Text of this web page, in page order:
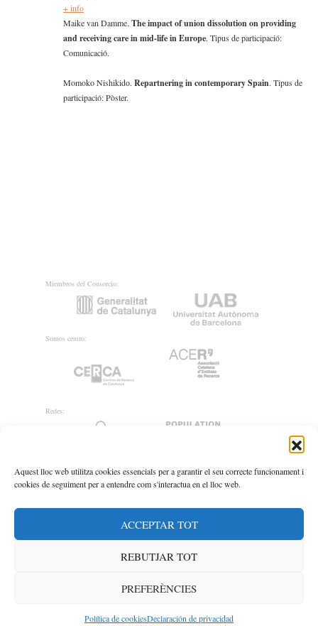
Aquest lloc web utilitza cookies essencials per a garantir el seu correcte funcionament i
cookies de seguiment per a entendre com s'interactua en el lloc web.
ACCEPTAR TOT
REBUTJAR TOT
PREFERÈNCIES
Política de cookiesDeclaración de privacidad
+ info
Maike van Damme. The impact of union dissolution on providing
and receiving care in mid-life in Europe. Tipus de participació:
Comunicació.
Momoko Nishikido. Repartnering in contemporary Spain. Tipus de
participació: Pòster.
Miembros del Consorcio:
Somos centro:
Redes: